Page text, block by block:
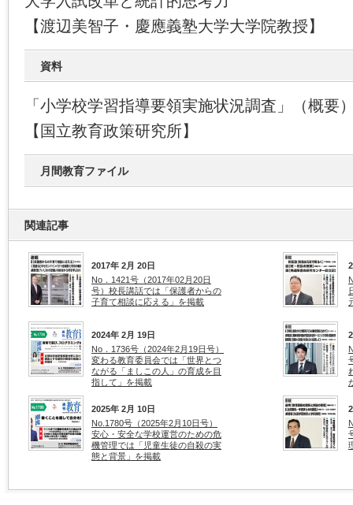
【渡辺美智子・慶應義塾大学大学院教授】
資料
「小学校学習指導要領実施状況調査」（概要
【国立教育政策研究所】
月間教育ファイル
関連記事
2017年 2月 20日
No．1421号（2017年02月20日
号）校長講話では「保護者からの
子育て相談に応える」を掲載
2024年 2月 19日
No．1736号（2024年2月19日号）
変わる教育委員会では「世界とつ
ながる「ましこの人」の育成を目
指して」を掲載
2025年 2月 10日
No.1780号（2025年2月10日号）
安心・安全な学校運営のための危
機管理では「児童生徒の自殺の実
態と背景」を掲載